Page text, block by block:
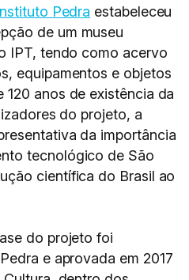
Pedra estabeleceu
de um museu
IPT, tendo como acervo
equipamentos e objetos
anos de existência da
do projeto, a
da importância
tecnológico de São
científica do Brasil ao
do projeto foi
e aprovada em 2017